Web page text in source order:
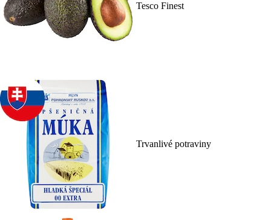
Tesco Finest
Trvanlivé potraviny